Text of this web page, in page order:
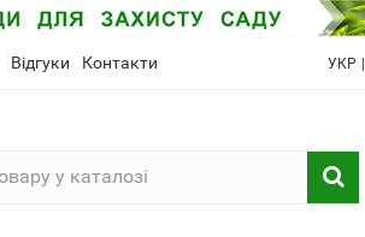
Відгуки Контакти УКР